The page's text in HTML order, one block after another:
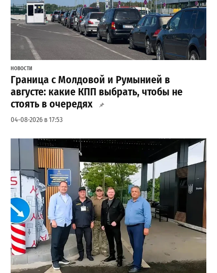
НОВОСТИ
Граница с Молдовой и Румынией в
августе: какие КПП выбрать, чтобы не
стоять в очередях
04-08-2026 в 17:53